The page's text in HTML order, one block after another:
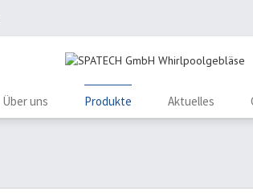
Über uns Produkte Aktuelles